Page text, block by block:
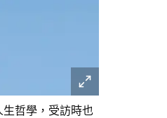
哲學，受訪時也